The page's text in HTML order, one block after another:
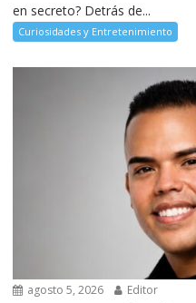
en secreto? Detrás de...
Curiosidades y Entretenimiento
agosto 5, 2026 Editor